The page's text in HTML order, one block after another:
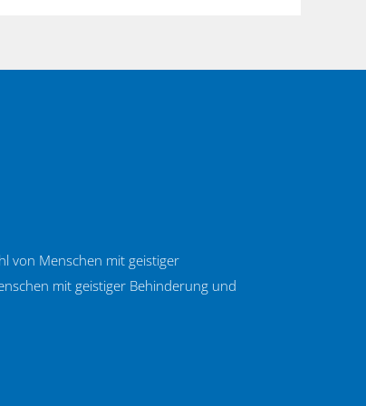
von Menschen mit geistiger
mit geistiger Behinderung und